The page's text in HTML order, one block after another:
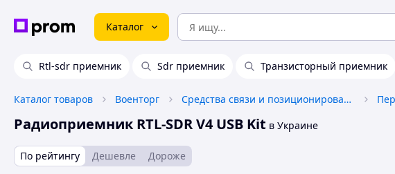
Каталог
Rtl-sdr приемник Sdr приемник Транзисторный приемник
Каталог товаров Военторг Средства связи и позиционирования
Радиоприемник RTL-SDR V4 USB Kit в Украине
По рейтингу Дешевле Дороже